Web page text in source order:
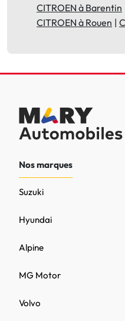
CITROEN à Barentin
CITROEN à Rouen
Nos marques
MG Motor
Volvo
Hyundai
Alpine
Suzuki